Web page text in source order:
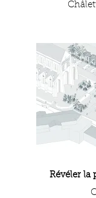
Révéler la